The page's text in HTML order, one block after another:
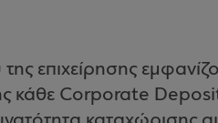
επιχείρησης
κάθε Corporate